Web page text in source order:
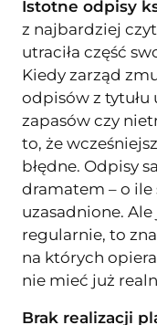
Istotne odpisy
z najbardziej
utraciła część
Kiedy zarząd
odpisów z
zapasów czy
to, że
błędne. Odpisy
dramatem – o
uzasadnione.
regularnie, to
na których
nie mieć już
Brak realizacji